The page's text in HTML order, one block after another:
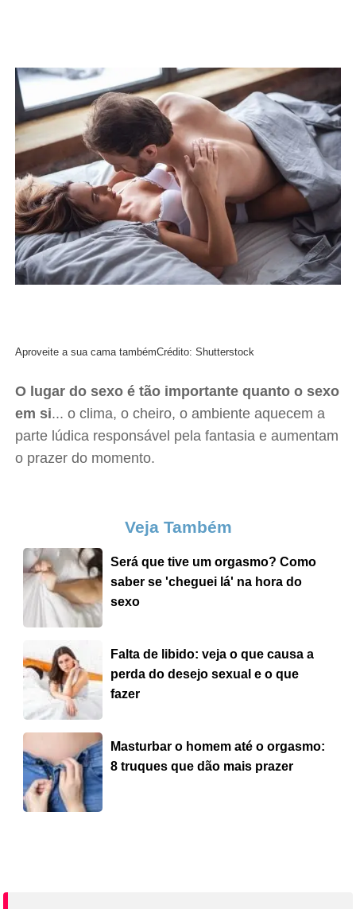
Aproveite a sua cama tambémCrédito: Shutterstock
O lugar do sexo é tão importante quanto o sexo
em si... o clima, o cheiro, o ambiente aquecem a
parte lúdica responsável pela fantasia e aumentam
o prazer do momento.
Veja Também
Será que tive um orgasmo? Como
saber se 'cheguei lá' na hora do
sexo
Falta de libido: veja o que causa a
perda do desejo sexual e o que
fazer
Masturbar o homem até o orgasmo:
8 truques que dão mais prazer